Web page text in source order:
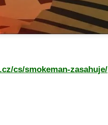
cs/smokeman-zasahuje/